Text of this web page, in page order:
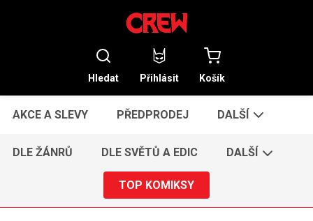
Hledat Přihlásit Košík
AKCE A SLEVY PŘEDPRODEJ DALŠÍ
DLE ŽÁNRŮ DLE SVĚTŮ A EDIC DALŠÍ
TOP KOMIKSY